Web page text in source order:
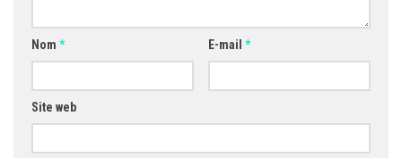
Nom * E-mail *
Site web